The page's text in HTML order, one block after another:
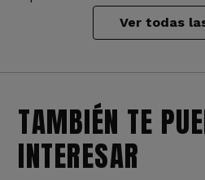
Ver todas
TAMBIÉN TE
INTERESAR